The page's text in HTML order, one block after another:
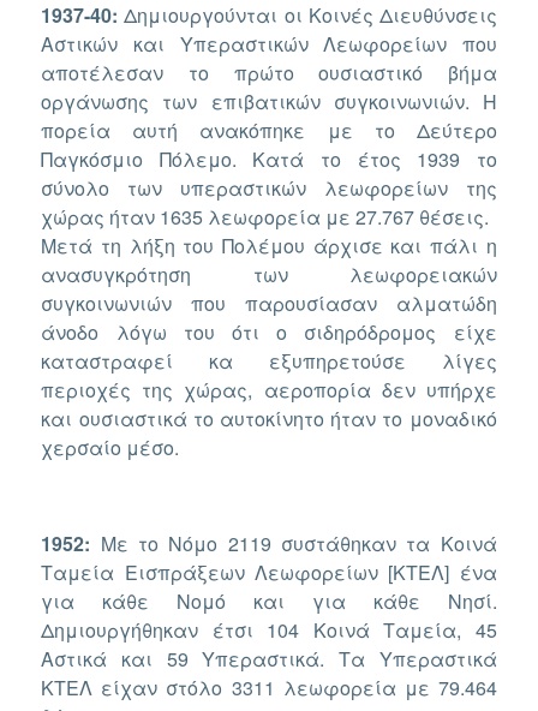
1937-40: Δημιουργούνται οι Κοινές Διευθύνσεις
Αστικών και Υπεραστικών Λεωφορείων που
αποτέλεσαν το πρώτο ουσιαστικό βήμα
οργάνωσης των επιβατικών συγκοινωνιών. Η
πορεία αυτή ανακόπηκε με το Δεύτερο
Παγκόσμιο Πόλεμο. Κατά το έτος 1939 το
σύνολο των υπεραστικών λεωφορείων της
χώρας ήταν 1635 λεωφορεία με 27.767 θέσεις.
Μετά τη λήξη του Πολέμου άρχισε και πάλι η
ανασυγκρότηση των λεωφορειακών
συγκοινωνιών που παρουσίασαν αλματώδη
άνοδο λόγω του ότι ο σιδηρόδρομος είχε
καταστραφεί κα εξυπηρετούσε λίγες
περιοχές της χώρας, αεροπορία δεν υπήρχε
και ουσιαστικά το αυτοκίνητο ήταν το μοναδικό
χερσαίο μέσο.
1952: Με το Νόμο 2119 συστάθηκαν τα Κοινά
Ταμεία Εισπράξεων Λεωφορείων [ΚΤΕΛ] ένα
για κάθε Νομό και για κάθε Νησί.
Δημιουργήθηκαν έτσι 104 Κοινά Ταμεία, 45
Αστικά και 59 Υπεραστικά. Τα Υπεραστικά
ΚΤΕΛ είχαν στόλο 3311 λεωφορεία με 79.464